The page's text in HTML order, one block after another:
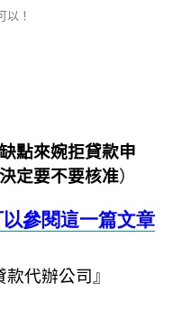
以！
點來婉拒貸款申
定要不要核准）
參閱這一篇文章
代辦公司』